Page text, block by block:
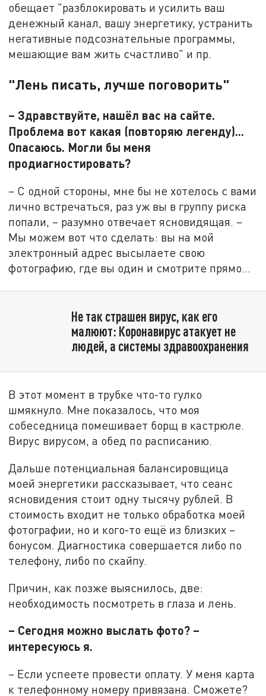
обещает "разблокировать и усилить ваш
денежный канал, вашу энергетику, устранить
негативные подсознательные программы,
мешающие вам жить счастливо" и пр.
"Лень писать, лучше поговорить"
– Здравствуйте, нашёл вас на сайте.
Проблема вот какая (повторяю легенду)...
Опасаюсь. Могли бы меня
продиагностировать?
– С одной стороны, мне бы не хотелось с вами
лично встречаться, раз уж вы в группу риска
попали, – разумно отвечает ясновидящая. –
Мы можем вот что сделать: вы на мой
электронный адрес высылаете свою
фотографию, где вы один и смотрите прямо…
Не так страшен вирус, как его
малюют: Коронавирус атакует не
людей, а системы здравоохранения
В этот момент в трубке что-то гулко
шмякнуло. Мне показалось, что моя
собеседница помешивает борщ в кастрюле.
Вирус вирусом, а обед по расписанию.
Дальше потенциальная балансировщица
моей энергетики рассказывает, что сеанс
ясновидения стоит одну тысячу рублей. В
стоимость входит не только обработка моей
фотографии, но и кого-то ещё из близких –
бонусом. Диагностика совершается либо по
телефону, либо по скайпу.
Причин, как позже выяснилось, две:
необходимость посмотреть в глаза и лень.
– Сегодня можно выслать фото? –
интересуюсь я.
– Если успеете провести оплату. У меня карта
к телефонному номеру привязана. Сможете?